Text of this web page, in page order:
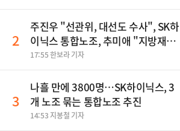
2
주진우 "선관위, 대선도 수사", SK하
이닉스 통합노조, 추미애 "지방재정
바꿔야", 세제개편 이달 정리 등
17:55 한보라 기자
3
나흘 만에 3800명…SK하이닉스, 3
개 노조 묶는 통합노조 추진
14:53 지봉철 기자